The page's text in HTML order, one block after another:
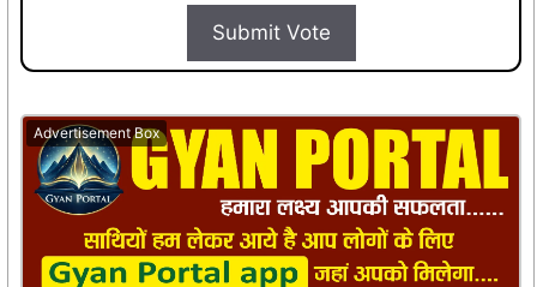
Submit Vote
Advertisement Box